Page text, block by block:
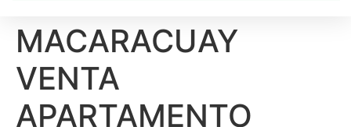
MACARACUAY
VENTA
APARTAMENTO